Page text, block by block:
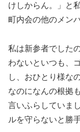
けしからん。」と
町内会の他のメン
私は新参者でした
わないといつも、
し、おひとり様な
なのになんの根拠
言いふらしていま
ルを守らないと勝